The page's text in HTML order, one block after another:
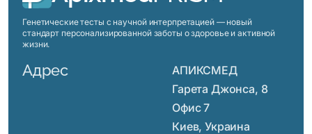
Генетические тесты с научной интерпретацией — новый
стандарт персонализированной заботы о здоровье и активной
жизни.
Адрес
АПИКСМЕД
Гарета Джонса, 8
Офис 7
Киев, Украина